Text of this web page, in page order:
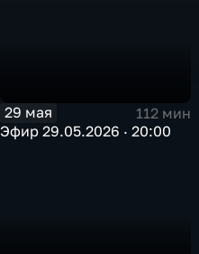
29 мая
112 мин
Эфир 29.05.2026 · 20:00